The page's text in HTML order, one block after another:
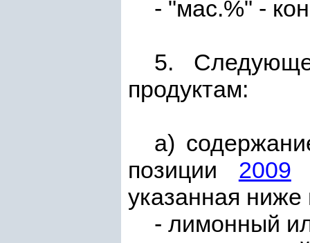
- "мас.%" -
5.
продуктам:
а)
позиции 2009
указанная
- лимонный